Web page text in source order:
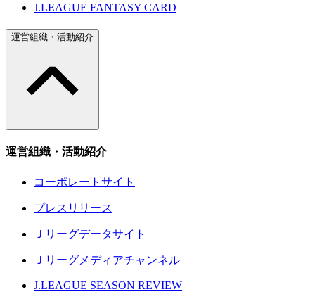
J.LEAGUE FANTASY CARD
運営組織・活動紹介
運営組織・活動紹介
コーポレートサイト
プレスリリース
Ｊリーグデータサイト
Ｊリーグメディアチャンネル
J.LEAGUE SEASON REVIEW